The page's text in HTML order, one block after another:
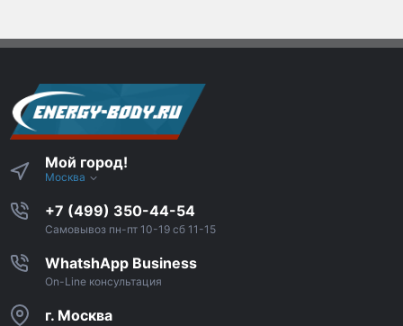
Мой город!
Москва
+7 (499) 350-44-54
Самовывоз пн-пт 10-19 сб 11-15
WhatshApp Business
On-Line консультация
г. Москва